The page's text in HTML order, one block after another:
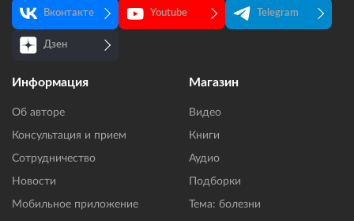
Вконтакте Youtube Telegram
Дзен
Информация
Об авторе
Консультация и прием
Сотрудничество
Новости
Мобильное приложение
Магазин
Видео
Книги
Аудио
Подборки
Тема: болезни